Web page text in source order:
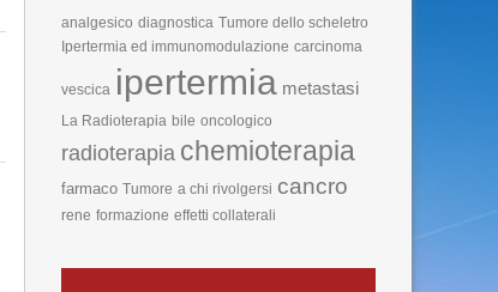
analgesico diagnostica Tumore dello scheletro
Ipertermia ed immunomodulazione carcinoma
vescica ipertermia metastasi
La Radioterapia bile oncologico
radioterapia chemioterapia
farmaco Tumore a chi rivolgersi cancro
rene formazione effetti collaterali